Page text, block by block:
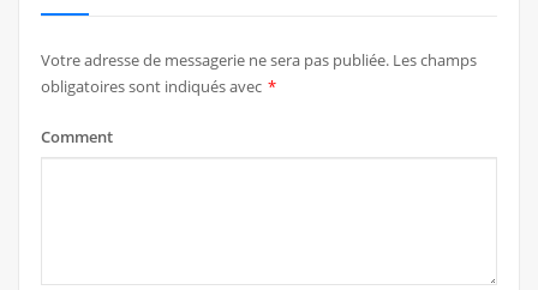
Votre adresse de messagerie ne sera pas publiée. Les champs
obligatoires sont indiqués avec *
Comment